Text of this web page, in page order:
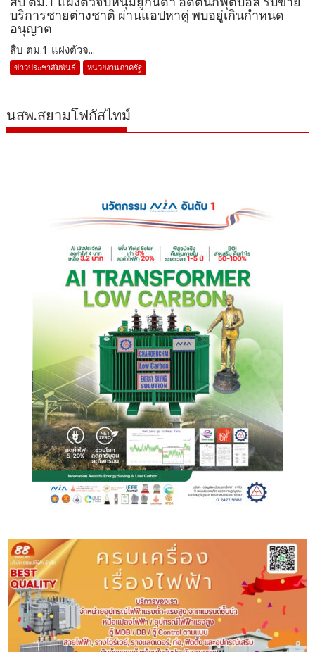
บริการชายต่างชาติ ผ่านแอปหาคู่ พบอยู่เกินกำหนด
อนุญาต
สืบ ตม.1 แฝงตัวจ...
ข่าวประชาสัมพันธ์ หน่วยงานภาครัฐ
นสพ.สยามโฟกัสไทม์